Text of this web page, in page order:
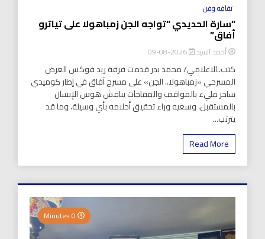
ثقافه وفن
“سارة الحديدي “تواجه الجن زمباهولا على تياترو
أفاق”
أحمد السيد 2026-08-09
كتب..الاعلامي/ محمد بدر قدمت فرقة ريد فوكس العرض
المسرحي «زمباهولا.. الجن» على مسرح آفاق في إطار كوميدي
ساخر مليء بالمواقف والمفاجآت يناقش هوس الإنسان
بالمستقبل، وسعيه وراء تحقيق أحلامه بأي وسيلة، وما قد
يترتب...
Read More